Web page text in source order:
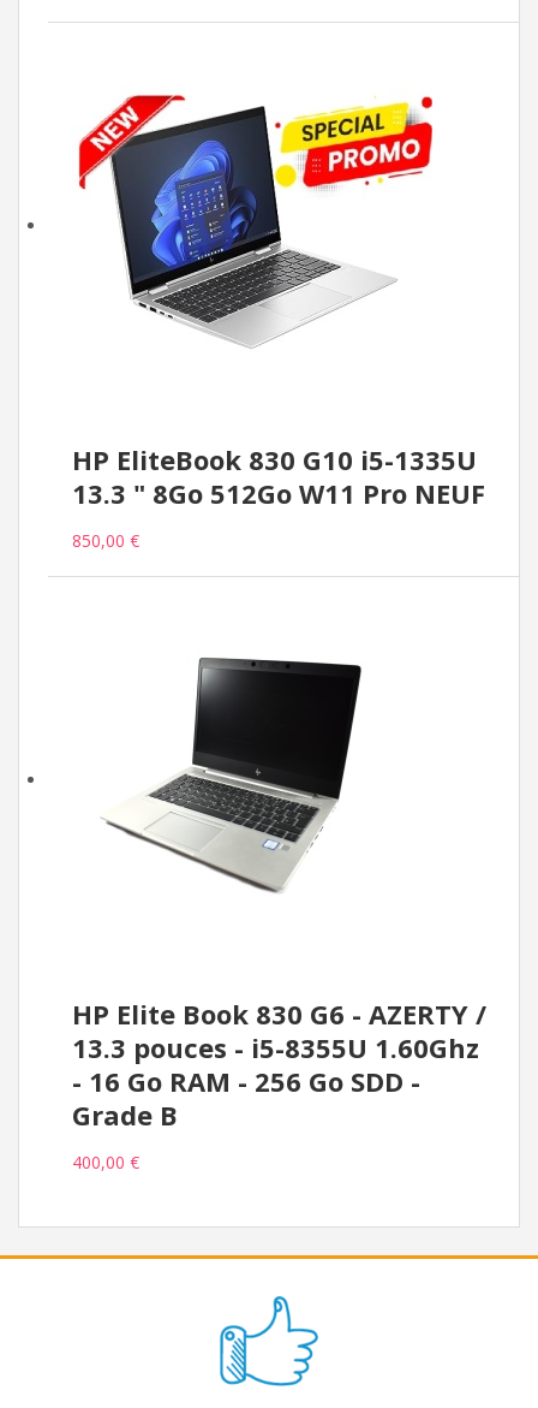
HP EliteBook 830 G10 i5-1335U
13.3 " 8Go 512Go W11 Pro NEUF
850,00 €
HP Elite Book 830 G6 - AZERTY /
13.3 pouces - i5-8355U 1.60Ghz
- 16 Go RAM - 256 Go SDD -
Grade B
400,00 €